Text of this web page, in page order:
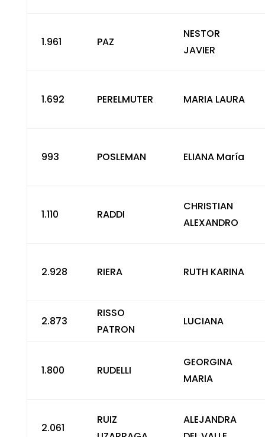
1.961 PAZ
NESTOR
JAVIER
1.692 PERELMUTER MARIA LAURA
993 POSLEMAN ELIANA María
1.110 RADDI
CHRISTIAN
ALEXANDRO
2.928 RIERA RUTH KARINA
2.873
RISSO
PATRON
LUCIANA
1.800 RUDELLI
GEORGINA
MARIA
2.061
RUIZ
ALEJANDRA